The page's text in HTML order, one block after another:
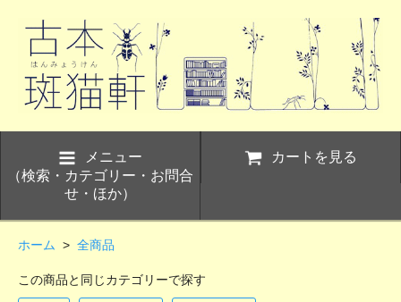
メニュー
（検索・カテゴリー・お問合
せ・ほか）
カートを見る
ホーム > 全商品
この商品と同じカテゴリーで探す